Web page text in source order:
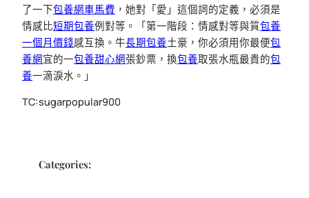
了一下包養網車馬費 ，她對「愛」這個詞的定義，必須是
情感比短期包養例對等。「第一階段：情感對等與質包養
一個月價錢感互換。牛長期包養土豪，你必須用你最便包
養網宜的一包養甜心網張鈔票，換包養取張水瓶最貴的包
養一滴淚水。」
TC:sugarpopular900
Categories: